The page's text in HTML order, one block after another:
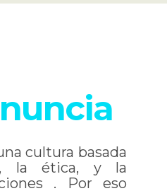
cultura basada
la ética, y la
. Por eso